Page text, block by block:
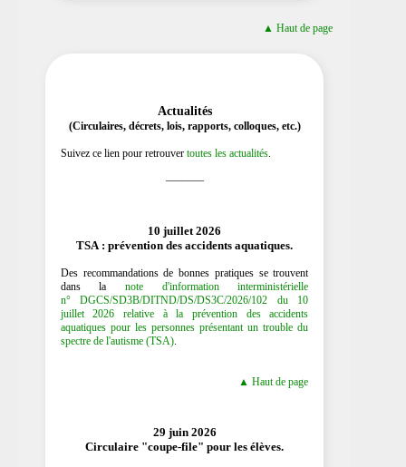
▲ Haut de page
Actualités
(Circulaires, décrets, lois, rapports, colloques, etc.)
Suivez ce lien pour retrouver toutes les actualités.
10 juillet 2026
TSA : prévention des accidents aquatiques.
Des recommandations de bonnes pratiques se trouvent
dans lanote d'information interministérielle
n° DGCS/SD3B/DITND/DS/DS3C/2026/102 du 10
juillet 2026 relative à la prévention des accidents
aquatiques pour les personnes présentant un trouble du
spectre de l'autisme (TSA).
▲ Haut de page
29 juin 2026
Circulaire "coupe-file" pour les élèves.